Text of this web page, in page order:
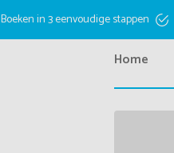
Boeken in 3 eenvoudige stappen
Home